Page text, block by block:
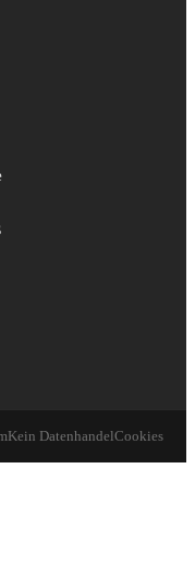
Kein DatenhandelCookies